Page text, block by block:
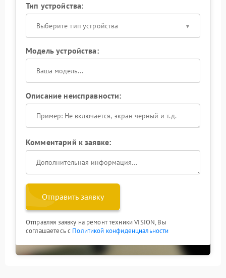
Тип устройства:
Выберите тип устройства
Модель устройства:
Описание неисправности:
Комментарий к заявке:
Отправить заявку
Отправляя заявку на ремонт техники VISION, Вы
соглашаетесь с Политикой конфиденциальности